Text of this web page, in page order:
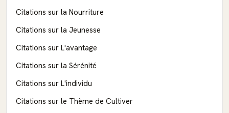
Citations sur la Nourriture
Citations sur la Jeunesse
Citations sur L'avantage
Citations sur la Sérénité
Citations sur L'individu
Citations sur le Thème de Cultiver